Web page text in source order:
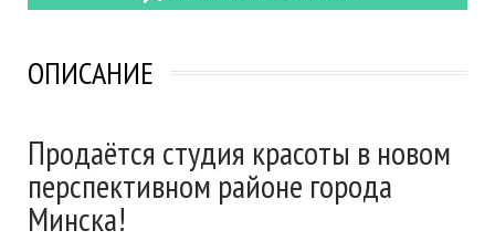
ОПИСАНИЕ
Продаётся студия красоты в новом
перспективном районе города
Минска!